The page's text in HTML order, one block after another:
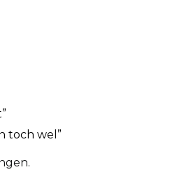
toch wel”